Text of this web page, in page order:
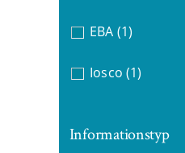
EBA (1)
Iosco (1)
Informationstyp